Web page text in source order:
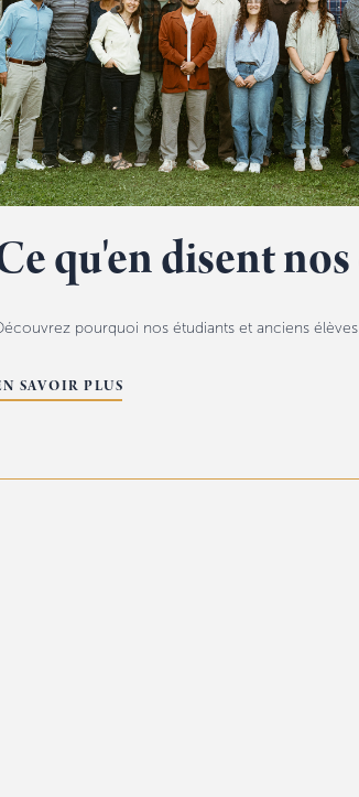
qu'en disent
pourquoi nos étudiants et anciens élèves
SAVOIR PLUS